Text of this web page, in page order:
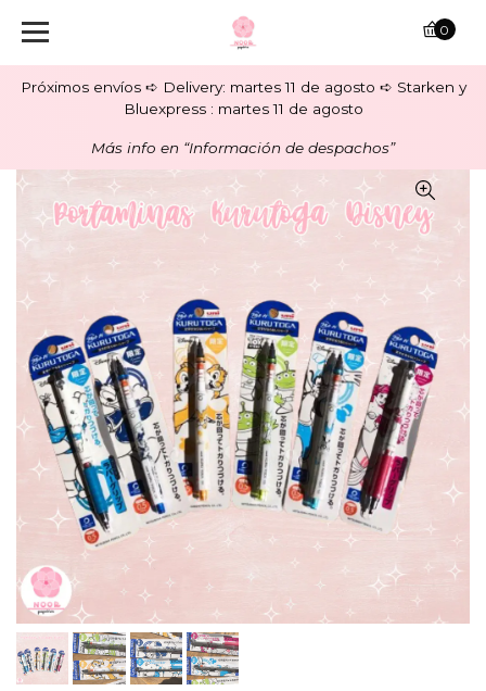
Próximos envíos ➪ Delivery: martes 11 de agosto ➪ Starken y
Bluexpress : martes 11 de agosto
Más info en “Información de despachos”
0